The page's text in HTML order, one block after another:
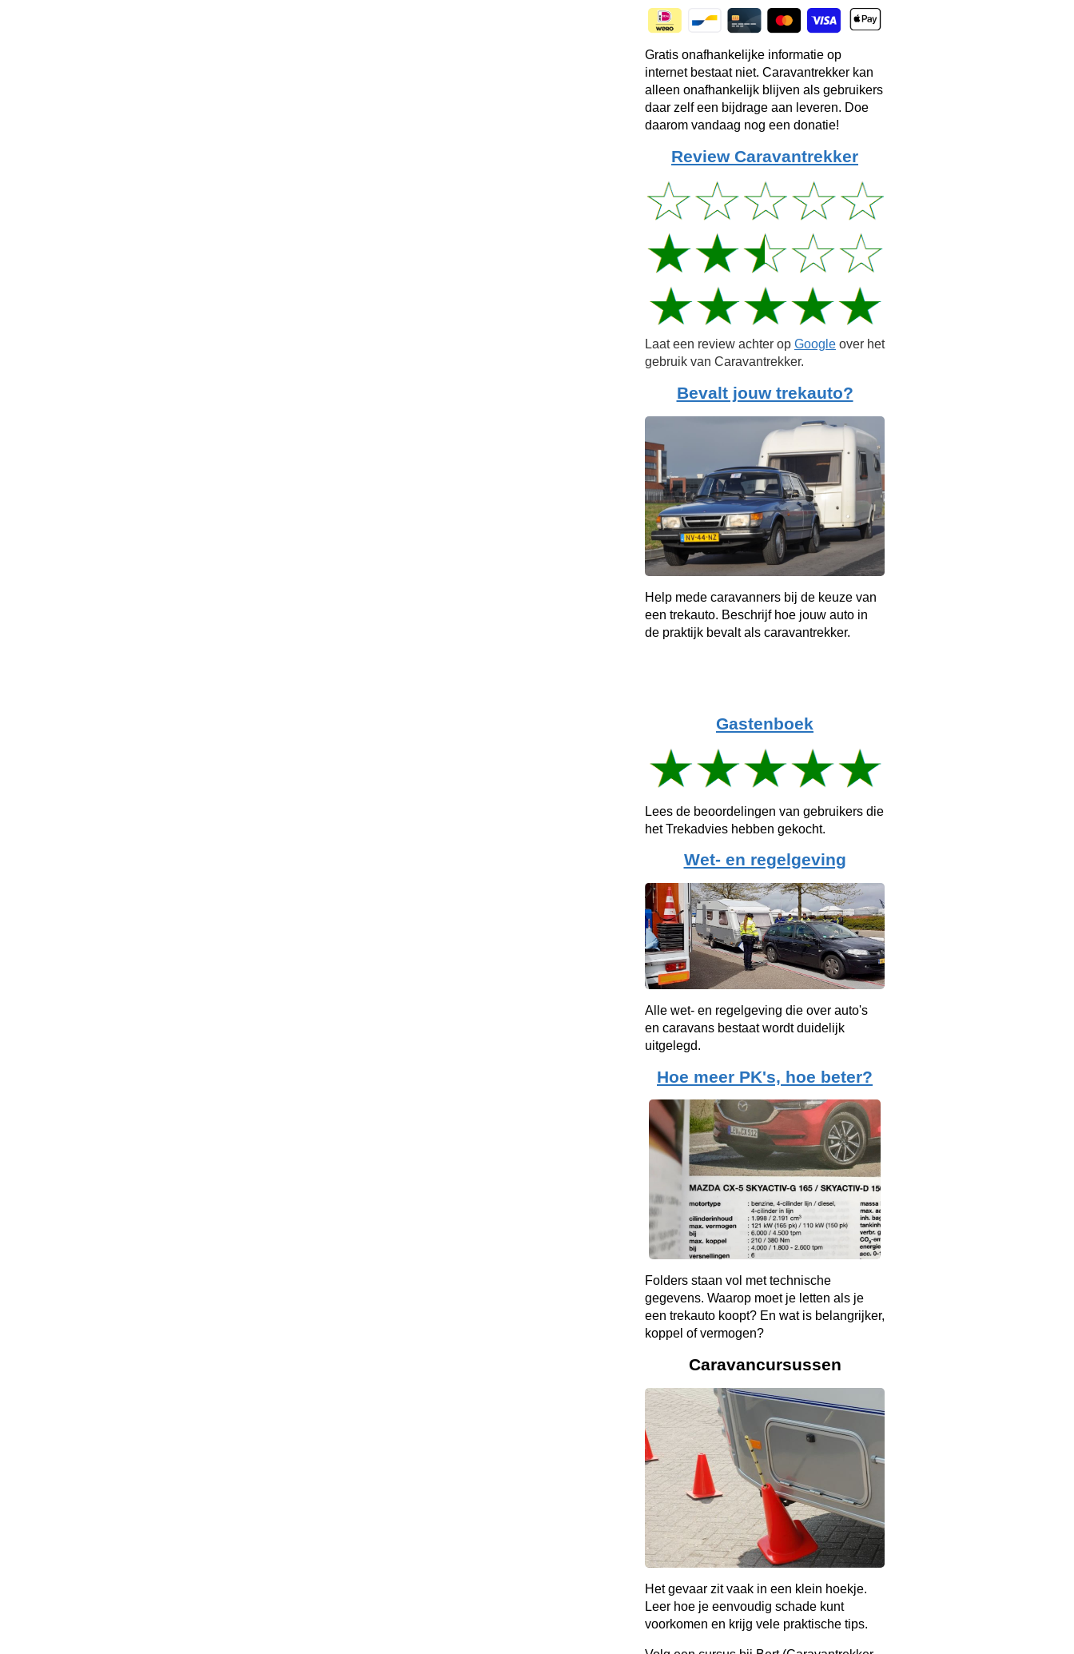
Gratis onafhankelijke informatie op
internet bestaat niet. Caravantrekker kan
alleen onafhankelijk blijven als gebruikers
daar zelf een bijdrage aan leveren. Doe
daarom vandaag nog een donatie!
Review Caravantrekker
Laat een review achter op Google over het
gebruik van Caravantrekker.
Bevalt jouw trekauto?
Help mede caravanners bij de keuze van
een trekauto. Beschrijf hoe jouw auto in
de praktijk bevalt als caravantrekker.
Gastenboek
Lees de beoordelingen van gebruikers die
het Trekadvies hebben gekocht.
Wet- en regelgeving
Alle wet- en regelgeving die over auto's
en caravans bestaat wordt duidelijk
uitgelegd.
Hoe meer PK's, hoe beter?
Folders staan vol met technische
gegevens. Waarop moet je letten als je
een trekauto koopt? En wat is belangrijker,
koppel of vermogen?
Caravancursussen
Het gevaar zit vaak in een klein hoekje.
Leer hoe je eenvoudig schade kunt
voorkomen en krijg vele praktische tips.